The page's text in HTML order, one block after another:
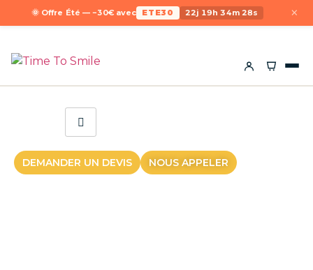
🌞 Offre Été — −30€ avec ETE30 22j 19h 34m 28s ×
DEMANDER UN DEVIS NOUS APPELER